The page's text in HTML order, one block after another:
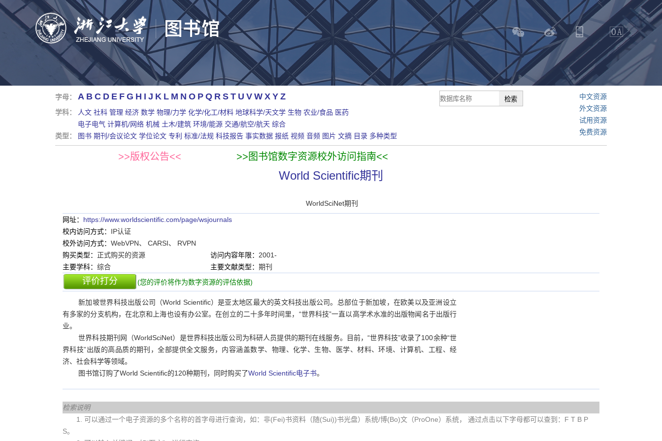
字母： A B C D E F G H I J K L M N O P Q R S T U V W X Y Z
学科： 人文 社科 管理 经济 数学 物理/力学 化学/化工/材料 地球科学/天文学 生物 农业/食品 医药
电子电气 计算机/网络 机械 土木/建筑 环境/能源 交通/航空/航天 综合
类型：
图书 期刊/会议论文 学位论文 专利 标准/法规 科技报告 事实数据 报纸 视频 音频 图片 文摘 目录 多种类型
中文资源
外文资源
试用资源
免费资源
>>版权公告<< >>图书馆数字资源校外访问指南<<
World Scientific期刊
WorldSciNet期刊
网址： https://www.worldscientific.com/page/wsjournals
校内访问方式： IP认证
校外访问方式： WebVPN、 CARSI、 RVPN
购买类型： 正式购买的资源 访问内容年限： 2001-
主要学科： 综合 主要文献类型： 期刊
评价打分 (您的评价将作为数字资源的评估依据)
新加坡世界科技出版公司（World Scientific）是亚太地区最大的英文科技出版公司。总部位于新加坡，在欧美以及亚洲设立
有多家的分支机构，在北京和上海也设有办公室。在创立的二十多年时间里，“世界科技”一直以高学术水准的出版物闻名于出版行
业。
世界科技期刊网（WorldSciNet）是世界科技出版公司为科研人员提供的期刊在线服务。目前，“世界科技”收录了100余种“世
界科技”出版的高品质的期刊，全部提供全文服务，内容涵盖数学、物理、化学、生物、医学、材料、环境、计算机、工程、经
济、社会科学等领域。
图书馆订购了World Scientific的120种期刊，同时购买了World Scientific电子书。
检索说明
1. 可以通过一个电子资源的多个名称的首字母进行查询，如：非(Fei)书资料（随(Sui))书光盘）系统/博(Bo)文（ProOne）系统， 通过点击以下字母都可以查到：F T B P
S。